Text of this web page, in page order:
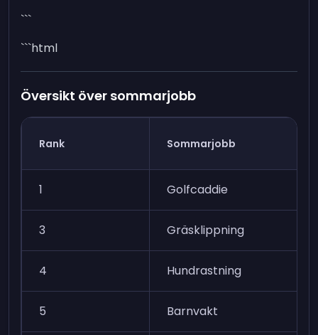
```
```html
Översikt över sommarjobb
Rank Sommarjobb
1 Golfcaddie
3 Gräsklippning
4 Hundrastning
5 Barnvakt